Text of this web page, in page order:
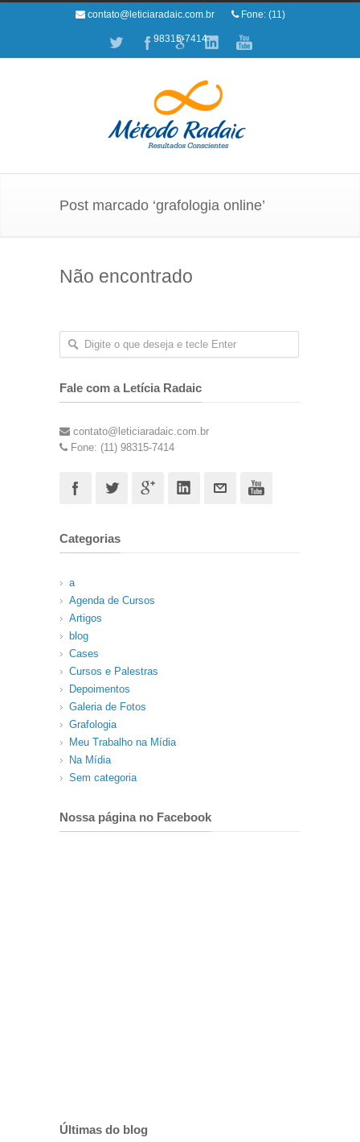
contato@leticiaradaic.com.br Fone: (11)
98315-7414
Post marcado ‘grafologia online’
Não encontrado
Fale com a Letícia Radaic
contato@leticiaradaic.com.br
Fone: (11) 98315-7414
Categorias
a
Agenda de Cursos
Artigos
blog
Cases
Cursos e Palestras
Depoimentos
Galeria de Fotos
Grafologia
Meu Trabalho na Mídia
Na Mídia
Sem categoria
Nossa página no Facebook
Últimas do blog